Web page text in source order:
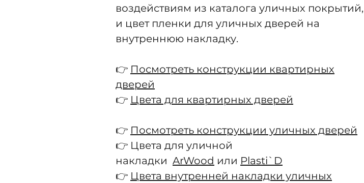
воздействиям из каталога уличных покрытий,
и цвет пленки для уличных дверей на
внутреннюю накладку.
👉 Посмотреть конструкции квартирных
дверей
👉 Цвета для квартирных дверей
👉 Посмотреть конструкции уличных дверей
👉 Цвета для уличной
накладки ArWood или Plasti`D
👉 Цвета внутренней накладки уличных